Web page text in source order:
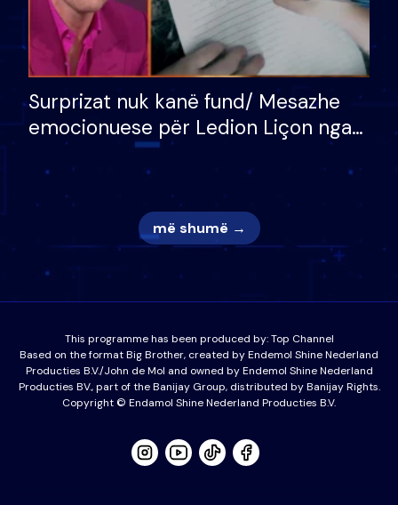
Surprizat nuk kanë fund/ Mesazhe
emocionuese për Ledion Liçon nga
nëna dhe fëmijët e tij, moderatori
nuk i mban dot lotët: Nuk meritoj…
më shumë →
This programme has been produced by:Top Channel
Based on the format Big Brother, created by Endemol Shine Nederland
Producties B.V./John de Mol and owned by Endemol Shine Nederland
Producties BV., part of the Banijay Group, distributed by Banijay Rights.
Copyright © Endamol Shine Nederland Producties B.V.